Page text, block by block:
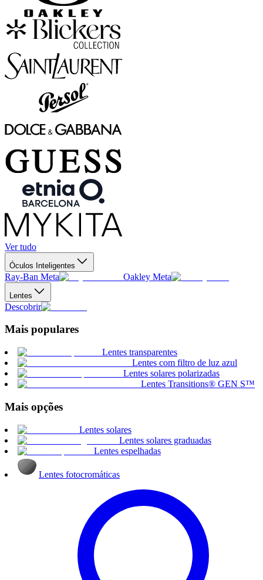
Ver tudo
Óculos Inteligentes
Ray-Ban Meta Oakley Meta
Lentes
Descobrir
Mais populares
Lentes transparentes
Lentes com filtro de luz azul
Lentes solares polarizadas
Lentes Transitions® GEN S™
Mais opções
Lentes solares
Lentes solares graduadas
Lentes espelhadas
Lentes fotocromáticas